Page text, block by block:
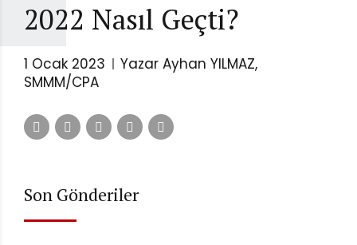
2022 Nasıl Geçti?
1 Ocak 2023
Yazar Ayhan YILMAZ,
SMMM/CPA
Son Gönderiler